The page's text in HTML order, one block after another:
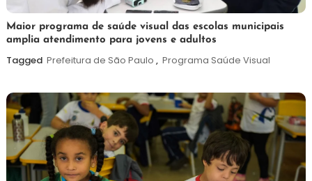
7
de
agosto
Maurilio
Maior programa de saúde visual das escolas municipais
amplia atendimento para jovens e adultos
Tagged Prefeitura de São Paulo , Programa Saúde Visual